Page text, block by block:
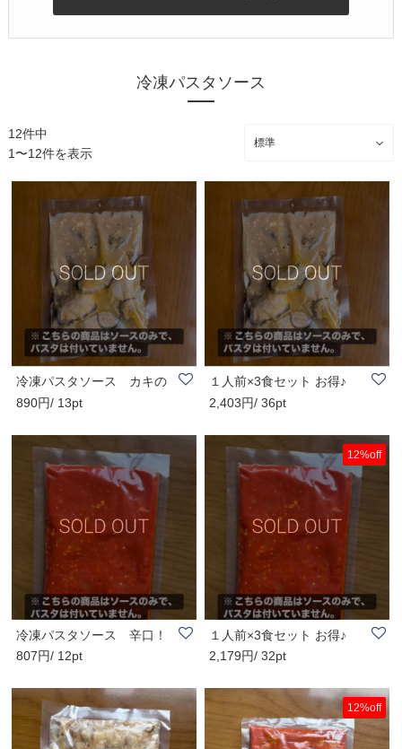
冷凍パスタソース
12件中
1〜12件を表示
冷凍パスタソース カキの
オイルソース ..
890円/ 13pt
１人前×3食セット お得♪
冷凍パスタソー..
2,403円/ 36pt
冷凍パスタソース 辛口！
かぐら南蛮の..
807円/ 12pt
12%off
１人前×3食セット お得♪
冷凍パスタソー..
2,179円/ 32pt
12%off